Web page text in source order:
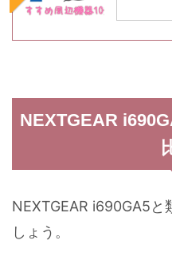
NEXTGEAR
NEXTGEAR i690GA5と
しょう。